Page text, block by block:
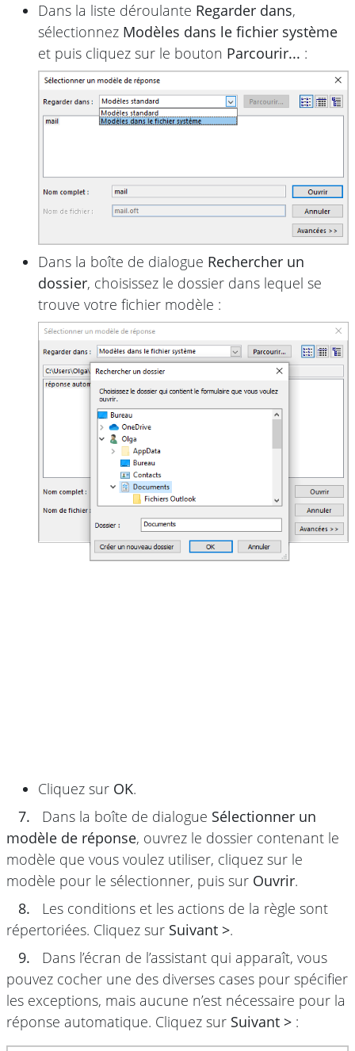
Dans la liste déroulante Regarder dans,
sélectionnez Modèles dans le fichier système
et puis cliquez sur le bouton Parcourir... :
Dans la boîte de dialogue Rechercher un
dossier, choisissez le dossier dans lequel se
trouve votre fichier modèle :
Cliquez sur OK.
7.
Dans la boîte de dialogue Sélectionner un
modèle de réponse, ouvrez le dossier contenant le
modèle que vous voulez utiliser, cliquez sur le
modèle pour le sélectionner, puis sur Ouvrir.
8.
Les conditions et les actions de la règle sont
répertoriées. Cliquez sur Suivant >.
9.
Dans l’écran de l’assistant qui apparaît, vous
pouvez cocher une des diverses cases pour spécifier
les exceptions, mais aucune n’est nécessaire pour la
réponse automatique. Cliquez sur Suivant > :